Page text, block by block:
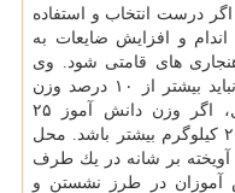
درست انتخاب و استفاده
و افزایش ضایعات به
های قامتی شود. وی
ادامه داد: دانش آموزان دوره ابتدایی نباید بیشتر از ۱۰ درصد وزن
خویش را حمل كنند. به صورت مثال، اگر وزن دانش آموز ۲۵
كیلوگرم است، وزن كیف او نباید از ۲.۵ كیلوگرم بیشتر باشد. محل
بر شانه در یك طرف
آموزان در طرز نشستن و